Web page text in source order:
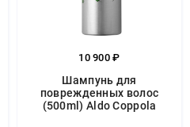
10 900 ₽
Шампунь для
поврежденных волос
(500ml) Aldo Coppola